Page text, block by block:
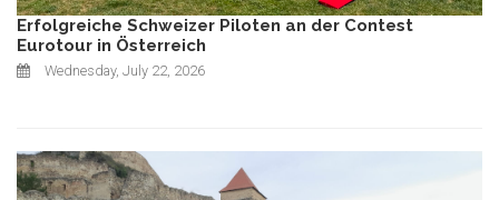
Erfolgreiche Schweizer Piloten an der Contest
Eurotour in Österreich
Wednesday, July 22, 2026